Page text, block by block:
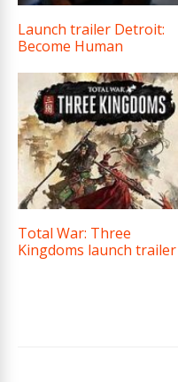
Launch trailer Detroit:
Become Human
Total War: Three
Kingdoms launch trailer